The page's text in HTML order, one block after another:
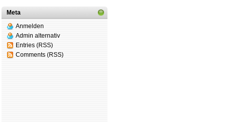
Meta
Anmelden
Admin alternativ
Entries (RSS)
Comments (RSS)